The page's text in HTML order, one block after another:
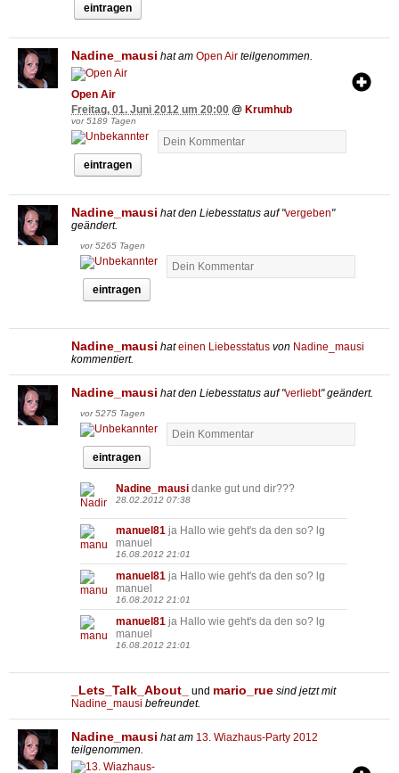
eintragen
Nadine_mausi hat am Open Air teilgenommen.
Open Air
Freitag, 01. Juni 2012 um 20:00 @ Krumhub
vor 5189 Tagen
eintragen
Nadine_mausi hat den Liebesstatus auf "vergeben"
geändert.
vor 5265 Tagen
eintragen
Nadine_mausi hateinen Liebesstatus von Nadine_mausi
kommentiert.
Nadine_mausi hat den Liebesstatus auf "verliebt" geändert.
vor 5275 Tagen
eintragen
Nadine_mausi danke gut und dir???
28.02.2012 07:38
manuel81 ja Hallo wie geht's da den so? lg
manuel
16.08.2012 21:01
manuel81 ja Hallo wie geht's da den so? lg
manuel
16.08.2012 21:01
manuel81 ja Hallo wie geht's da den so? lg
manuel
16.08.2012 21:01
_Lets_Talk_About_ und mario_rue sind jetzt mit
Nadine_mausi befreundet.
Nadine_mausi hat am 13. Wiazhaus-Party 2012
teilgenommen.